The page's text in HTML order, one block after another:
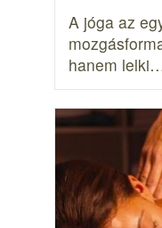
A jóga az
hanem